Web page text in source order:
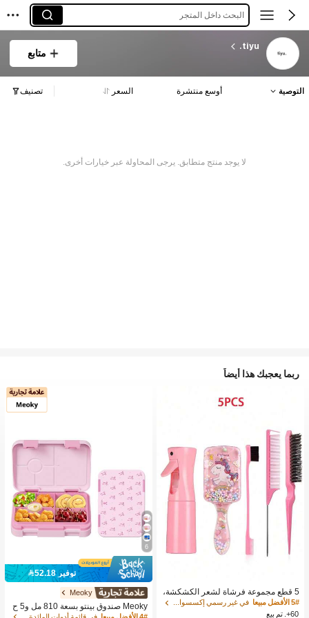
البحث داخل المتجر
tiyu.
متابع
التوصية أوسع منتشرة السعر تصنيف
لا يوجد منتج متطابق. يرجى المحاولة عبر خيارات أخرى.
ربما يعجبك هذا أيضاً
5 قطع مجموعة فرشاة لشعر الكشكشة،
(6.8 أونصة/200 مل) زجاجة رذاذ رقيقة م
ستمرة، فرشاة فك التشابك ذات الرسوم
5# الأفضل مبيعا
في غير رسمي إكسسوارات شعر الأطفال
60+. تم بيع
6
توفير 52.18
Meoky
Meoky صندوق بينتو بسعة 810 مل و5 ح
جرات، صندوق غداء مانع للتسرب، حاوية ت